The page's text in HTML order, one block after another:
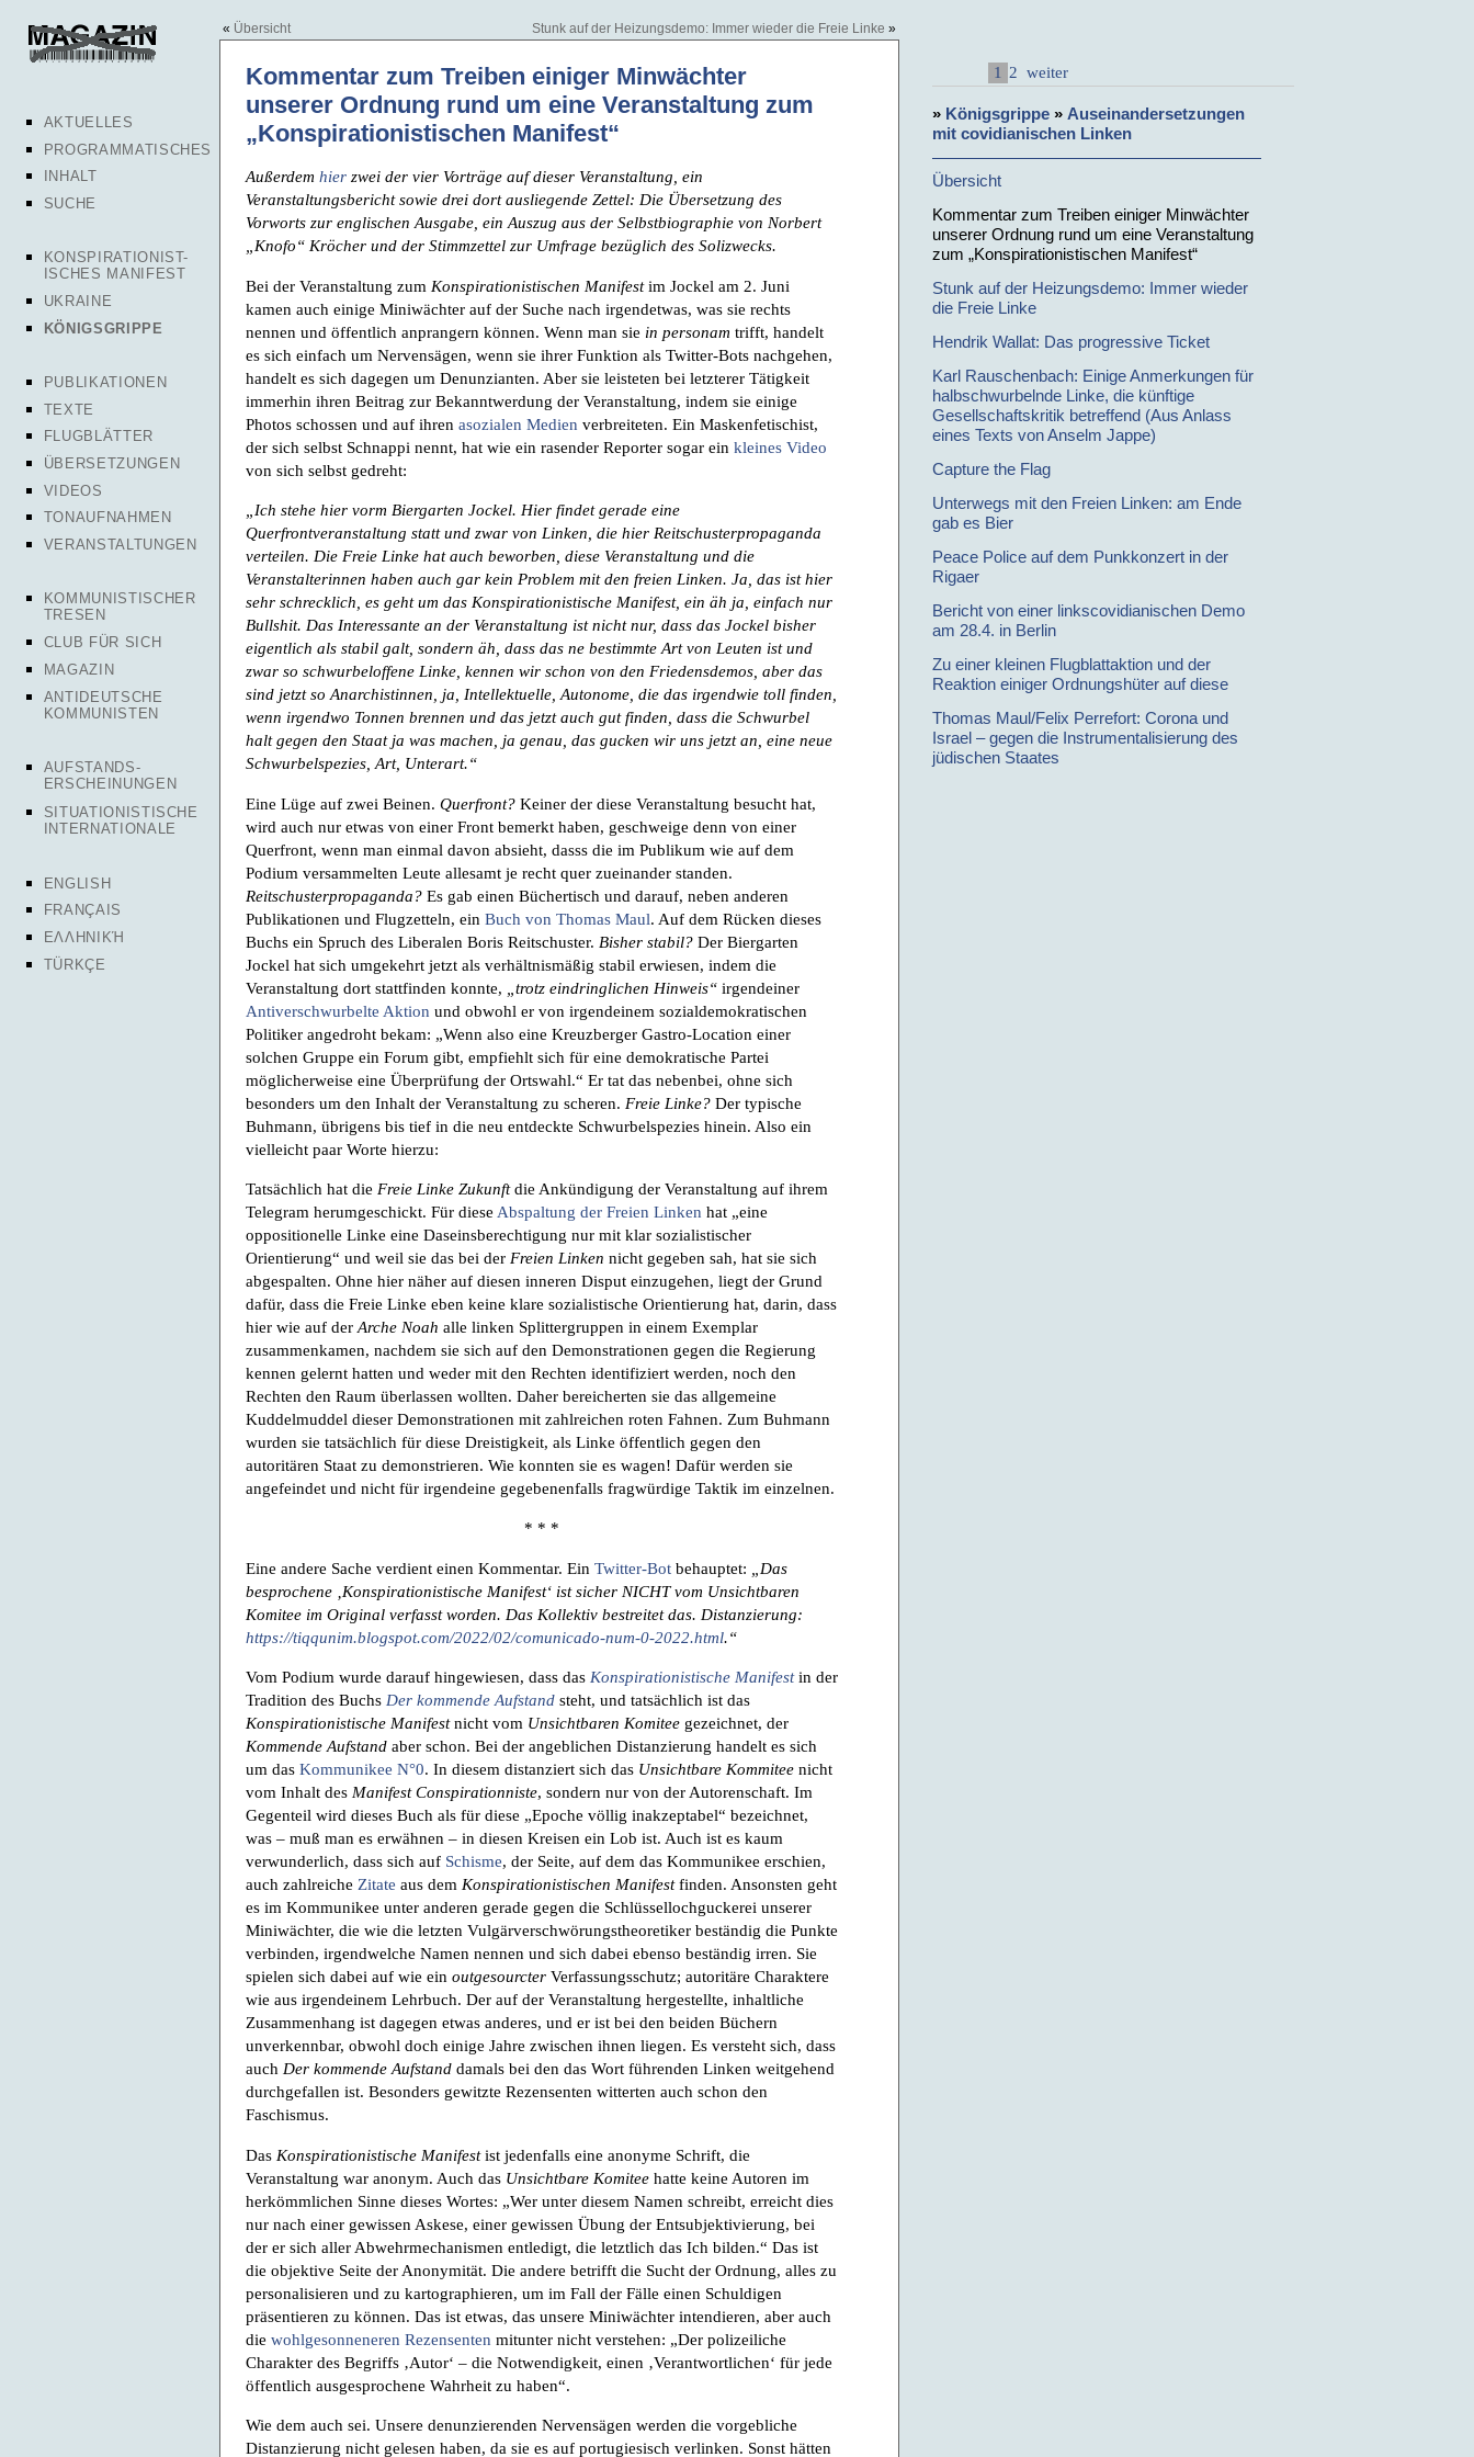
AKTUELLES
PROGRAMMATISCHES
INHALT
SUCHE
KONSPIRATIONIST-
ISCHES MANIFEST
UKRAINE
KÖNIGSGRIPPE
PUBLIKATIONEN
TEXTE
FLUGBLÄTTER
ÜBERSETZUNGEN
VIDEOS
TONAUFNAHMEN
VERANSTALTUNGEN
KOMMUNISTISCHER
TRESEN
CLUB FÜR SICH
MAGAZIN
ANTIDEUTSCHE
KOMMUNISTEN
AUFSTANDS-
ERSCHEINUNGEN
SITUATIONISTISCHE
INTERNATIONALE
ENGLISH
FRANÇAIS
ΕΛΛΗΝΙΚΉ
TÜRKÇE
« Übersicht Stunk auf der Heizungsdemo: Immer wieder die Freie Linke »
Kommentar zum Treiben einiger Minwächter
unserer Ordnung rund um eine Veranstaltung zum
„Konspirationistischen Manifest“
Außerdem hier zwei der vier Vorträge auf dieser Veranstaltung, ein
Veranstaltungsbericht sowie drei dort ausliegende Zettel: Die Übersetzung des
Vorworts zur englischen Ausgabe, ein Auszug aus der Selbstbiographie von Norbert
„Knofo“ Kröcher und der Stimmzettel zur Umfrage bezüglich des Solizwecks.
Bei der Veranstaltung zum Konspirationistischen Manifestim Jockel am 2. Juni
kamen auch einige Miniwächter auf der Suche nach irgendetwas, was sie rechts
nennen und öffentlich anprangern können. Wenn man sie in personam trifft, handelt
es sich einfach um Nervensägen, wenn sie ihrer Funktion als Twitter-Bots nachgehen,
handelt es sich dagegen um Denunzianten. Aber sie leisteten bei letzterer Tätigkeit
immerhin ihren Beitrag zur Bekanntwerdung der Veranstaltung, indem sie einige
Photos schossen und auf ihren asozialen Medien verbreiteten. Ein Maskenfetischist,
der sich selbst Schnappi nennt, hat wie ein rasender Reporter sogar ein kleines Video
von sich selbst gedreht:
„Ich stehe hier vorm Biergarten Jockel. Hier findet gerade eine
Querfrontveranstaltung statt und zwar von Linken, die hier Reitschusterpropaganda
verteilen. Die Freie Linke hat auch beworben, diese Veranstaltung und die
Veranstalterinnen haben auch gar kein Problem mit den freien Linken. Ja, das ist hier
sehr schrecklich, es geht um das Konspirationistische Manifest, ein äh ja, einfach nur
Bullshit. Das Interessante an der Veranstaltung ist nicht nur, dass das Jockel bisher
eigentlich als stabil galt, sondern äh, dass das ne bestimmte Art von Leuten ist und
zwar so schwurbeloffene Linke, kennen wir schon von den Friedensdemos, aber das
sind jetzt so Anarchistinnen, ja, Intellektuelle, Autonome, die das irgendwie toll finden,
wenn irgendwo Tonnen brennen und das jetzt auch gut finden, dass die Schwurbel
halt gegen den Staat ja was machen, ja genau, das gucken wir uns jetzt an, eine neue
Schwurbelspezies, Art, Unterart.“
Eine Lüge auf zwei Beinen. Querfront? Keiner der diese Veranstaltung besucht hat,
wird auch nur etwas von einer Front bemerkt haben, geschweige denn von einer
Querfront, wenn man einmal davon absieht, dasss die im Publikum wie auf dem
Podium versammelten Leute allesamt je recht quer zueinander standen.
Reitschusterpropaganda? Es gab einen Büchertisch und darauf, neben anderen
Publikationen und Flugzetteln, ein Buch von Thomas Maul. Auf dem Rücken dieses
Buchs ein Spruch des Liberalen Boris Reitschuster. Bisher stabil? Der Biergarten
Jockel hat sich umgekehrt jetzt als verhältnismäßig stabil erwiesen, indem die
Veranstaltung dort stattfinden konnte,
„trotz eindringlichen Hinweis“ irgendeiner
Antiverschwurbelte Aktion und obwohl er von irgendeinem sozialdemokratischen
Politiker angedroht bekam: „Wenn also eine Kreuzberger Gastro-Location einer
solchen Gruppe ein Forum gibt, empfiehlt sich für eine demokratische Partei
möglicherweise eine Überprüfung der Ortswahl.“ Er tat das nebenbei, ohne sich
besonders um den Inhalt der Veranstaltung zu scheren. Freie Linke? Der typische
Buhmann, übrigens bis tief in die neu entdeckte Schwurbelspezies hinein. Also ein
vielleicht paar Worte hierzu:
Tatsächlich hat die Freie Linke Zukunftdie Ankündigung der Veranstaltung auf ihrem
Telegram herumgeschickt. Für diese Abspaltung der Freien Linken hat „eine
oppositionelle Linke eine Daseinsberechtigung nur mit klar sozialistischer
Orientierung“ und weil sie das bei der Freien Linken nicht gegeben sah, hat sie sich
abgespalten. Ohne hier näher auf diesen inneren Disput einzugehen, liegt der Grund
dafür, dass die Freie Linke eben keine klare sozialistische Orientierung hat, darin, dass
hier wie auf der Arche Noah alle linken Splittergruppen in einem Exemplar
zusammenkamen, nachdem sie sich auf den Demonstrationen gegen die Regierung
kennen gelernt hatten und weder mit den Rechten identifiziert werden, noch den
Rechten den Raum überlassen wollten. Daher bereicherten sie das allgemeine
Kuddelmuddel dieser Demonstrationen mit zahlreichen roten Fahnen. Zum Buhmann
wurden sie tatsächlich für diese Dreistigkeit, als Linke öffentlich gegen den
autoritären Staat zu demonstrieren. Wie konnten sie es wagen! Dafür werden sie
angefeindet und nicht für irgendeine gegebenenfalls fragwürdige Taktik im einzelnen.
* * *
Eine andere Sache verdient einen Kommentar. Ein Twitter-Bot behauptet:
„Das
besprochene ‚Konspirationistische Manifest‘ ist sicher NICHT vom Unsichtbaren
Komitee im Original verfasst worden. Das Kollektiv bestreitet das. Distanzierung:
https://tiqqunim.blogspot.com/2022/02/comunicado-num-0-2022.html.“
Vom Podium wurde darauf hingewiesen, dass das Konspirationistische Manifestin der
Tradition des Buchs Der kommende Aufstand steht, und tatsächlich ist das
Konspirationistische Manifestnicht vom Unsichtbaren Komitee gezeichnet, der
Kommende Aufstand aber schon. Bei der angeblichen Distanzierung handelt es sich
um das Kommunikee N°0. In diesem distanziert sich das Unsichtbare Kommitee nicht
vom Inhalt des Manifest Conspirationniste, sondern nur von der Autorenschaft. Im
Gegenteil wird dieses Buch als für diese „Epoche völlig inakzeptabel“ bezeichnet,
was – muß man es erwähnen – in diesen Kreisen ein Lob ist. Auch ist es kaum
verwunderlich, dass sich auf Schisme, der Seite, auf dem das Kommunikee erschien,
auch zahlreiche Zitate aus dem Konspirationistischen Manifestfinden. Ansonsten geht
es im Kommunikee unter anderen gerade gegen die Schlüssellochguckerei unserer
Miniwächter, die wie die letzten Vulgärverschwörungstheoretiker beständig die Punkte
verbinden, irgendwelche Namen nennen und sich dabei ebenso beständig irren. Sie
spielen sich dabei auf wie ein outgesourcter Verfassungsschutz; autoritäre Charaktere
wie aus irgendeinem Lehrbuch. Der auf der Veranstaltung hergestellte, inhaltliche
Zusammenhang ist dagegen etwas anderes, und er ist bei den beiden Büchern
unverkennbar, obwohl doch einige Jahre zwischen ihnen liegen. Es versteht sich, dass
auch Der kommende Aufstand damals bei den das Wort führenden Linken weitgehend
durchgefallen ist. Besonders gewitzte Rezensenten witterten auch schon den
Faschismus.
Das Konspirationistische Manifestist jedenfalls eine anonyme Schrift, die
Veranstaltung war anonym. Auch das Unsichtbare Komitee hatte keine Autoren im
herkömmlichen Sinne dieses Wortes: „Wer unter diesem Namen schreibt, erreicht dies
nur nach einer gewissen Askese, einer gewissen Übung der Entsubjektivierung, bei
der er sich aller Abwehrmechanismen entledigt, die letztlich das Ich bilden.“ Das ist
die objektive Seite der Anonymität. Die andere betrifft die Sucht der Ordnung, alles zu
personalisieren und zu kartographieren, um im Fall der Fälle einen Schuldigen
präsentieren zu können. Das ist etwas, das unsere Miniwächter intendieren, aber auch
die wohlgesonneneren Rezensenten mitunter nicht verstehen: „Der polizeiliche
Charakter des Begriffs ‚Autor‘ – die Notwendigkeit, einen ‚Verantwortlichen‘ für jede
öffentlich ausgesprochene Wahrheit zu haben“.
Wie dem auch sei. Unsere denunzierenden Nervensägen werden die vorgebliche
Distanzierung nicht gelesen haben, da sie es auf portugiesisch verlinken. Sonst hätten
1 2 weiter
» Königsgrippe » Auseinandersetzungen
mit covidianischen Linken
Übersicht
Kommentar zum Treiben einiger Minwächter
unserer Ordnung rund um eine Veranstaltung
zum „Konspirationistischen Manifest“
Stunk auf der Heizungsdemo: Immer wieder
die Freie Linke
Hendrik Wallat: Das progressive Ticket
Karl Rauschenbach: Einige Anmerkungen für
halbschwurbelnde Linke, die künftige
Gesellschaftskritik betreffend (Aus Anlass
eines Texts von Anselm Jappe)
Capture the Flag
Unterwegs mit den Freien Linken: am Ende
gab es Bier
Peace Police auf dem Punkkonzert in der
Rigaer
Bericht von einer linkscovidianischen Demo
am 28.4. in Berlin
Zu einer kleinen Flugblattaktion und der
Reaktion einiger Ordnungshüter auf diese
Thomas Maul/Felix Perrefort: Corona und
Israel – gegen die Instrumentalisierung des
jüdischen Staates